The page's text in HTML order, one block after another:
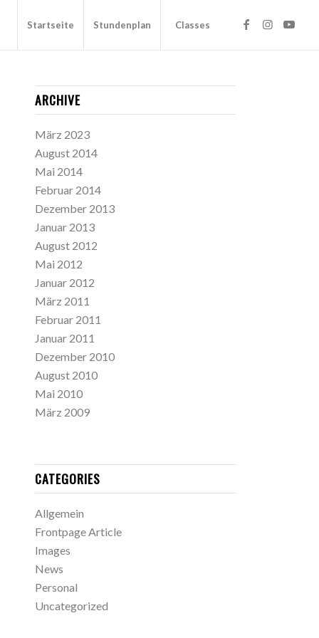
Startseite Stundenplan Classes
ARCHIVE
März 2023
August 2014
Mai 2014
Februar 2014
Dezember 2013
Januar 2013
August 2012
Mai 2012
Januar 2012
März 2011
Februar 2011
Januar 2011
Dezember 2010
August 2010
Mai 2010
März 2009
CATEGORIES
Allgemein
Frontpage Article
Images
News
Personal
Uncategorized